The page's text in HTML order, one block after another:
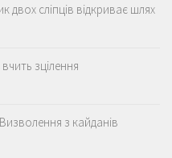
двох сліпців відкриває шлях
зцілення
з кайданів